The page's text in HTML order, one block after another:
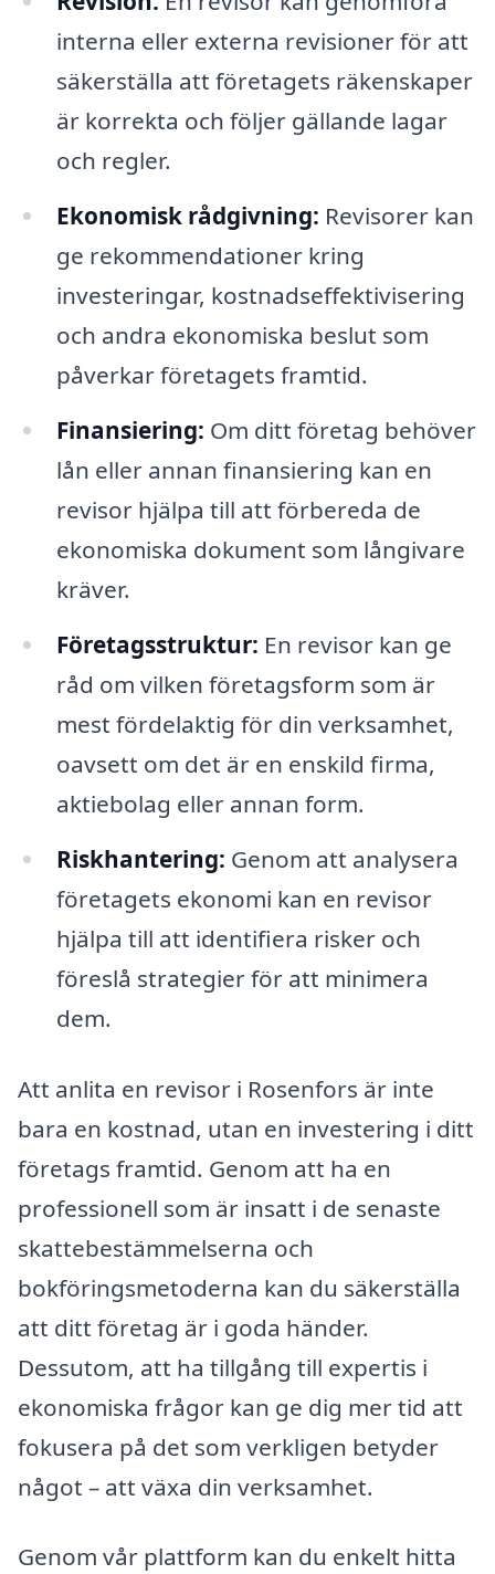
interna eller externa revisioner för att
säkerställa att företagets räkenskaper
är korrekta och följer gällande lagar
och regler.
Ekonomisk rådgivning: Revisorer kan
ge rekommendationer kring
investeringar, kostnadseffektivisering
och andra ekonomiska beslut som
påverkar företagets framtid.
Finansiering: Om ditt företag behöver
lån eller annan finansiering kan en
revisor hjälpa till att förbereda de
ekonomiska dokument som långivare
kräver.
Företagsstruktur: En revisor kan ge
råd om vilken företagsform som är
mest fördelaktig för din verksamhet,
oavsett om det är en enskild firma,
aktiebolag eller annan form.
Riskhantering: Genom att analysera
företagets ekonomi kan en revisor
hjälpa till att identifiera risker och
föreslå strategier för att minimera
dem.
Att anlita en revisor i Rosenfors är inte
bara en kostnad, utan en investering i ditt
företags framtid. Genom att ha en
professionell som är insatt i de senaste
skattebestämmelserna och
bokföringsmetoderna kan du säkerställa
att ditt företag är i goda händer.
Dessutom, att ha tillgång till expertis i
ekonomiska frågor kan ge dig mer tid att
fokusera på det som verkligen betyder
något – att växa din verksamhet.
Genom vår plattform kan du enkelt hitta